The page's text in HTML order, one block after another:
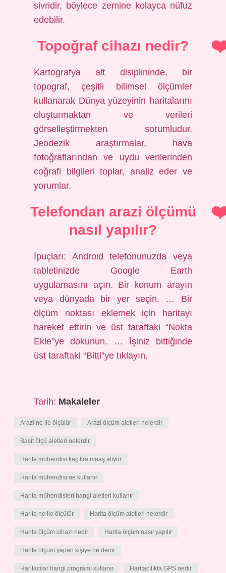
sivridir, böylece zemine kolayca nüfuz
edebilir.
Topoğraf cihazı nedir?
Kartografya alt disiplininde, bir
topograf, çeşitli bilimsel ölçümler
kullanarak Dünya yüzeyinin haritalarını
oluşturmaktan ve verileri
görselleştirmekten sorumludur.
Jeodezik araştırmalar, hava
fotoğraflarından ve uydu verilerinden
coğrafi bilgileri toplar, analiz eder ve
yorumlar.
Telefondan arazi ölçümü
nasıl yapılır?
İpuçları: Android telefonunuzda veya
tabletinizde Google Earth
uygulamasını açın. Bir konum arayın
veya dünyada bir yer seçin. … Bir
ölçüm noktası eklemek için haritayı
hareket ettirin ve üst taraftaki “Nokta
Ekle”ye dokunun. … İşiniz bittiğinde
üst taraftaki “Bitti”ye tıklayın.
Tarih: Makaleler
Arazi ne ile ölçülür Arazi ölçüm aletleri nelerdir
Basit ölçü aletleri nelerdir
Harita mühendisi kaç lira maaş alıyor
Harita mühendisi ne kullanır
Harita mühendisleri hangi aletleri kullanır
Harita ne ile ölçülür Harita ölçüm aletleri nelerdir
Harita ölçüm cihazı nedir Harita ölçüm nasıl yapılır
Harita ölçüm yapan kişiye ne denir
Haritacılar hangi programı kullanır Haritacılıkta GPS nedir